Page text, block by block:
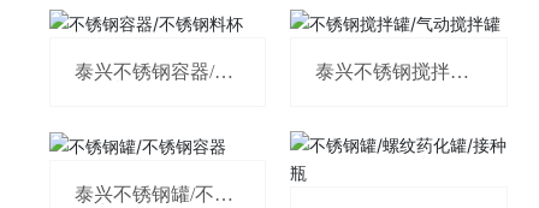
泰兴不锈钢容器/不
泰兴不锈钢搅拌罐/
泰兴不锈钢罐/不锈